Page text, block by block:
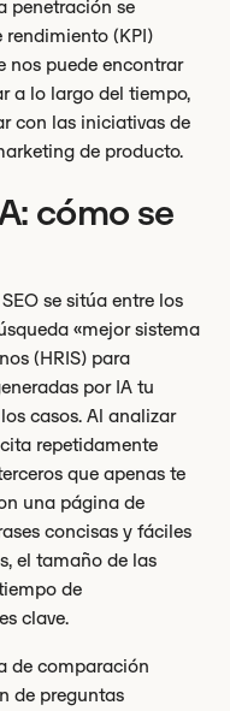
penetración se
rendimiento (KPI)
nos puede encontrar
a lo largo del tiempo,
con las iniciativas de
de producto.
cómo se
se sitúa entre los
«mejor sistema
(HRIS) para
por IA tu
casos. Al analizar
repetidamente
que apenas te
una página de
concisas y fáciles
el tamaño de las
de
clave.
de comparación
de preguntas